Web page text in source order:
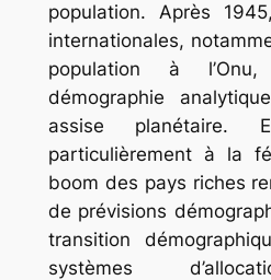
population. Après
internationales,
population à
démographie
assise planétaire.
particulièrement à la
boom des pays riches
de prévisions
transition
systèmes